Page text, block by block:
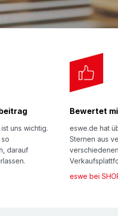
uns wichtig.
darauf
Bewertet
eswe.de hat
Sternen aus
eswe bei